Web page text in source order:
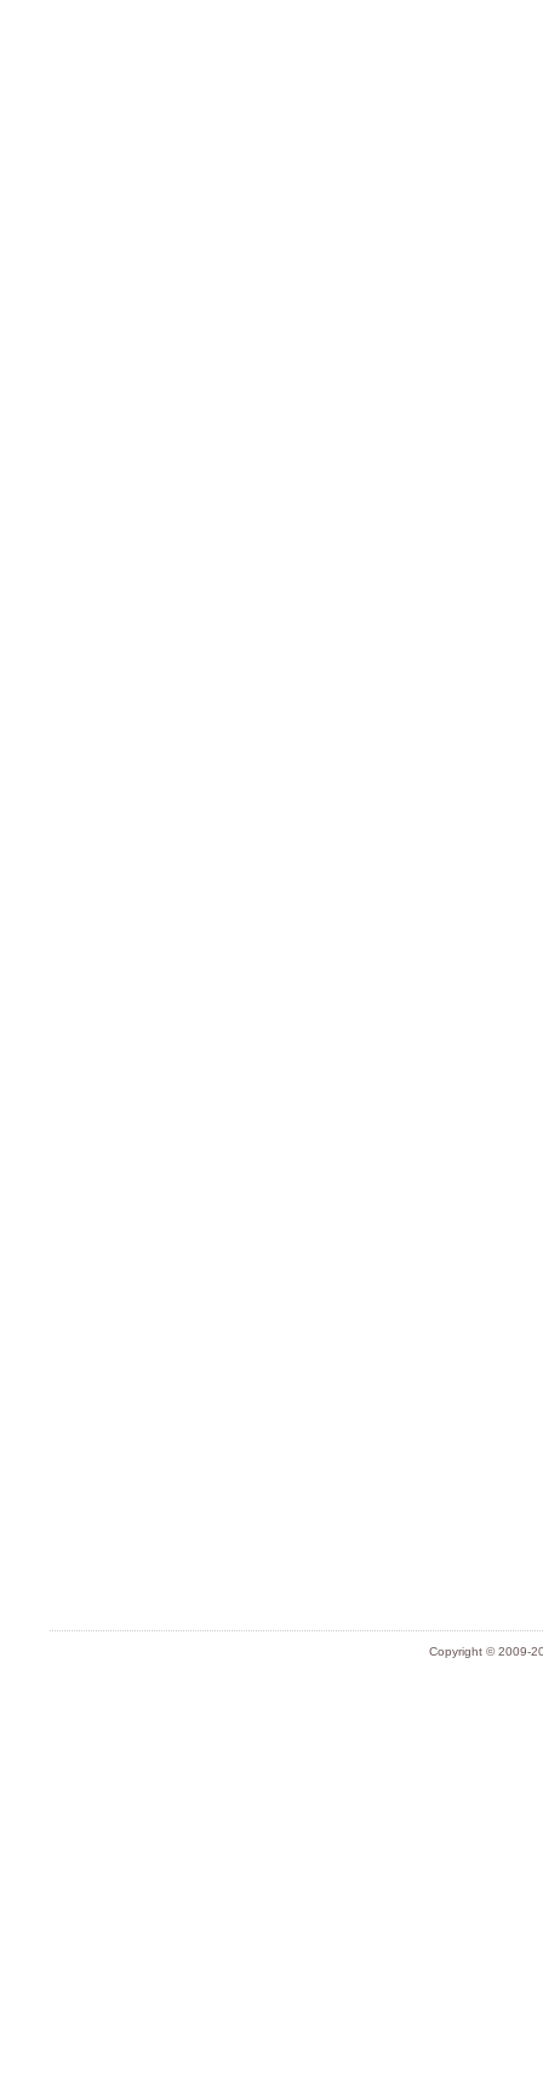
Copyright © 2009-